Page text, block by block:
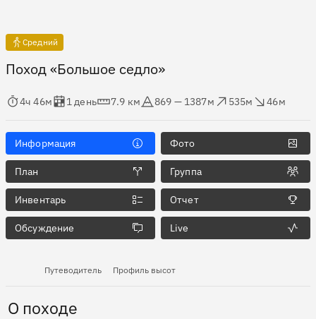
Средний
Поход «Большое седло»
в пути
4ч 46м
Оценка в днях
1 день
Дистанция
7.9 км
Абсолютная высота
869 — 1387м
535м
46м
Информация Фото
План Группа
Инвентарь Отчет
Обсуждение Live
Путеводитель Профиль высот
О походе